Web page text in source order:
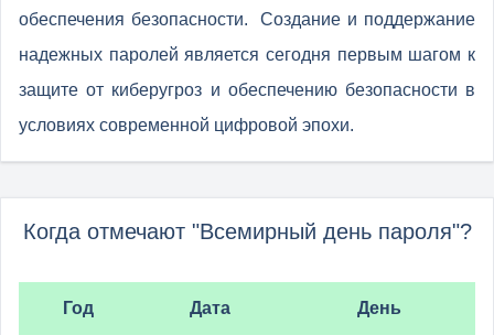
обеспечения безопасности. Создание и поддержание
надежных паролей является сегодня первым шагом к
защите от киберугроз и обеспечению безопасности в
условиях современной цифровой эпохи.
Когда отмечают "Всемирный день пароля"?
Год Дата День